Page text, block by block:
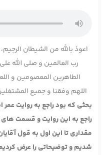
اعوذ بالله من الشیطان
رب العالمین و صلی الله
الطاهرین المعصومین و
اللهم وفقنا و جمیع
بحثی که بود راجع به روایت
راجع به این روایت و قسمت
مقداری تا این اول به قول
شدیم و توضیحاتی را عرض